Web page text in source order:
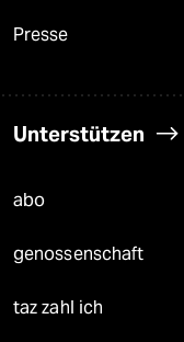
Presse
Unterstützen
abo
genossenschaft
taz zahl ich